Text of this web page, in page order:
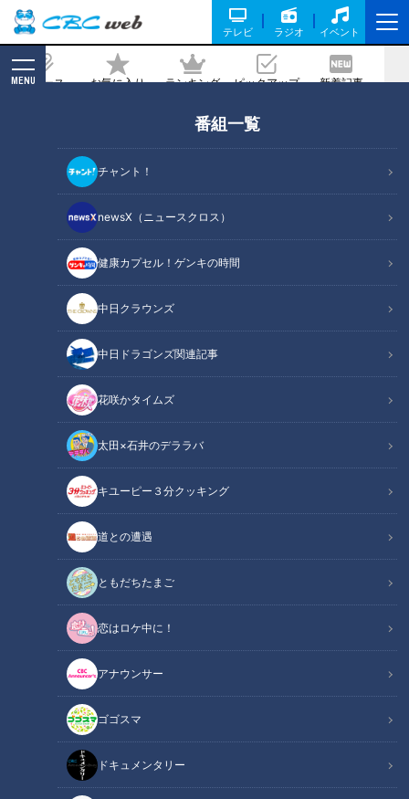
テレビ ラジオ イベント
ニュース お気に入り ランキング ピックアップ 新着記事
MENU
番組一覧
チャント！
newsX（ニュースクロス）
健康カプセル！ゲンキの時間
中日クラウンズ
中日ドラゴンズ関連記事
花咲かタイムズ
太田×石井のデララバ
キユーピー３分クッキング
道との遭遇
ともだちたまご
恋はロケ中に！
アナウンサー
ゴゴスマ
ドキュメンタリー
死ぬほど過酷で参加者激減の「上野間裸
まいり」に挑む若者たちに密着
2024/01/24 17:10
CBCテレビ：画像『チャント！』
チャント！
OMATSURIちゃん
愛知県稲沢市の「国府宮はだか祭」や岐阜県大垣市の「宝光院
はだか祭」など、東海地方には、「ほぼ裸」で行われる様々な
祭りがありますが、なんと本当に“素っ裸”の祭りが愛知県美浜
町上野間地区にあります。正月に行われる極寒の厄払い！過酷
すぎて参加者が激減するなか、それでも頑張るアツき思いをタ
レントの寺坂頼我くん（以下、寺坂くん）が取材しました。
【動画】コンプライアンス…ギリギリ！全部丸